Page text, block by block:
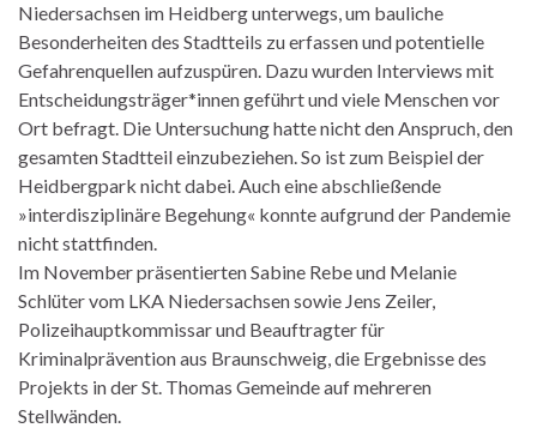
Niedersachsen im Heidberg unterwegs, um bauliche
Besonderheiten des Stadtteils zu erfassen und potentielle
Gefahrenquellen aufzuspüren. Dazu wurden Interviews mit
Entscheidungsträger*innen geführt und viele Menschen vor
Ort befragt. Die Untersuchung hatte nicht den Anspruch, den
gesamten Stadtteil einzubeziehen. So ist zum Beispiel der
Heidbergpark nicht dabei. Auch eine abschließende
»interdisziplinäre Begehung« konnte aufgrund der Pandemie
nicht stattfinden.
Im November präsentierten Sabine Rebe und Melanie
Schlüter vom LKA Niedersachsen sowie Jens Zeiler,
Polizeihauptkommissar und Beauftragter für
Kriminalprävention aus Braunschweig, die Ergebnisse des
Projekts in der St. Thomas Gemeinde auf mehreren
Stellwänden.